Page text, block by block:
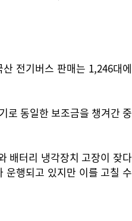
전기버스 판매는 1,246대에
로 동일한 보조금을 챙겨간 중
배터리 냉각장치 고장이 잦다
운행되고 있지만 이를 고칠 수